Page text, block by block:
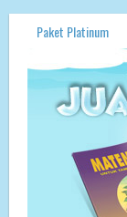
Paket Platinum